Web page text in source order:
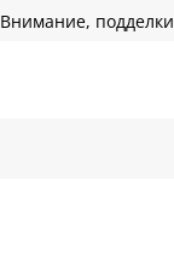
Внимание, подделки